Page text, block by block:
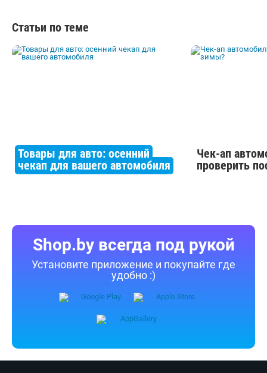
Статьи по теме
Товары для авто: осенний
чекап для вашего автомобиля
Чек-ап
проверить
Shop.by всегда под рукой
Установите приложение и покупайте где
удобно :)